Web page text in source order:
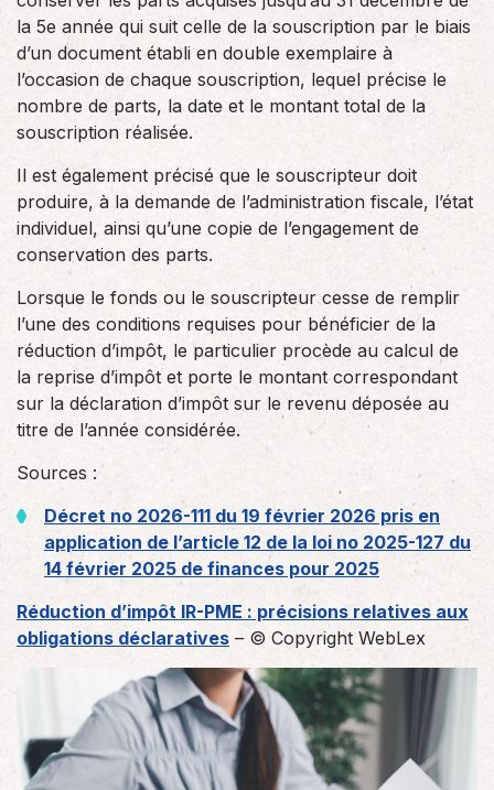
la 5e année qui suit celle de la souscription par le biais
d’un document établi en double exemplaire à
l’occasion de chaque souscription, lequel précise le
nombre de parts, la date et le montant total de la
souscription réalisée.
Il est également précisé que le souscripteur doit
produire, à la demande de l’administration fiscale, l’état
individuel, ainsi qu’une copie de l’engagement de
conservation des parts.
Lorsque le fonds ou le souscripteur cesse de remplir
l’une des conditions requises pour bénéficier de la
réduction d’impôt, le particulier procède au calcul de
la reprise d’impôt et porte le montant correspondant
sur la déclaration d’impôt sur le revenu déposée au
titre de l’année considérée.
Sources :
Décret no 2026-111 du 19 février 2026 pris en
application de l’article 12 de la loi no 2025-127 du
14 février 2025 de finances pour 2025
Réduction d’impôt IR-PME : précisions relatives aux
obligations déclaratives – © Copyright WebLex